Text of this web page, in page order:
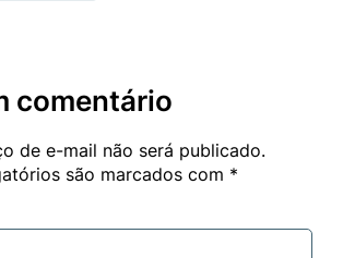
comentário
de e-mail não será publicado.
são marcados com *